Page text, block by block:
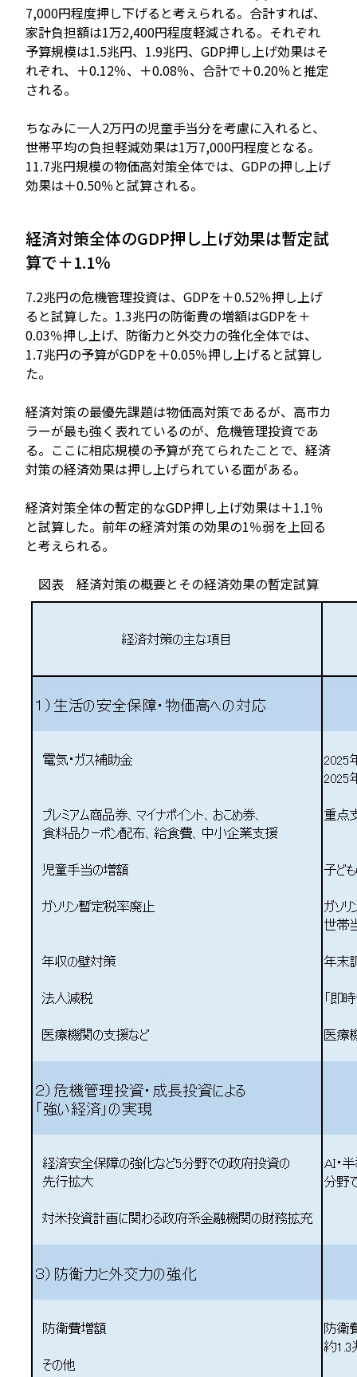
7,000円程度押し下げると考えられる。合計すれば、
家計負担額は1万2,400円程度軽減される。それぞれ
予算規模は1.5兆円、1.9兆円、GDP押し上げ効果はそ
れぞれ、＋0.12％、＋0.08％、合計で＋0.20％と推定
される。
ちなみに一人2万円の児童手当分を考慮に入れると、
世帯平均の負担軽減効果は1万7,000円程度となる。
11.7兆円規模の物価高対策全体では、GDPの押し上げ
効果は＋0.50％と試算される。
経済対策全体のGDP押し上げ効果は暫定試
算で＋1.1％
7.2兆円の危機管理投資は、GDPを＋0.52％押し上げ
ると試算した。1.3兆円の防衛費の増額はGDPを＋
0.03％押し上げ、防衛力と外交力の強化全体では、
1.7兆円の予算がGDPを＋0.05％押し上げると試算し
た。
経済対策の最優先課題は物価高対策であるが、高市カ
ラーが最も強く表れているのが、危機管理投資であ
る。ここに相応規模の予算が充てられたことで、経済
対策の経済効果は押し上げられている面がある。
経済対策全体の暫定的なGDP押し上げ効果は＋1.1％
と試算した。前年の経済対策の効果の1％弱を上回る
と考えられる。
図表 経済対策の概要とその経済効果の暫定試算